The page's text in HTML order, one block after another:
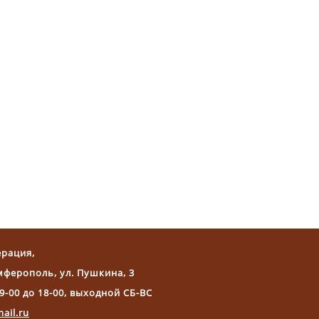
ул. Пушкина, 3
00 до 18-00, выходной СБ-ВС